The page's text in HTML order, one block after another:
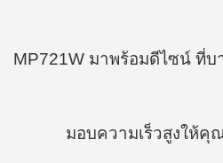
MP721W มาพร้อมดีไซน์ ที่บ
มอบความเร็วสูงให้คุ